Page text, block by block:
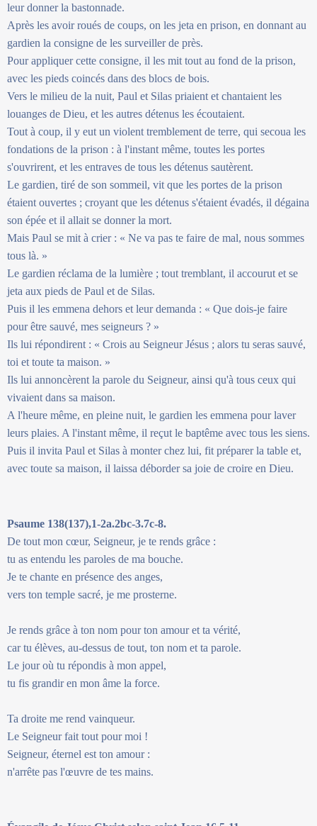
leur donner la bastonnade.
Après les avoir roués de coups, on les jeta en prison, en donnant au
gardien la consigne de les surveiller de près.
Pour appliquer cette consigne, il les mit tout au fond de la prison,
avec les pieds coincés dans des blocs de bois.
Vers le milieu de la nuit, Paul et Silas priaient et chantaient les
louanges de Dieu, et les autres détenus les écoutaient.
Tout à coup, il y eut un violent tremblement de terre, qui secoua les
fondations de la prison : à l'instant même, toutes les portes
s'ouvrirent, et les entraves de tous les détenus sautèrent.
Le gardien, tiré de son sommeil, vit que les portes de la prison
étaient ouvertes ; croyant que les détenus s'étaient évadés, il dégaina
son épée et il allait se donner la mort.
Mais Paul se mit à crier : « Ne va pas te faire de mal, nous sommes
tous là. »
Le gardien réclama de la lumière ; tout tremblant, il accourut et se
jeta aux pieds de Paul et de Silas.
Puis il les emmena dehors et leur demanda : « Que dois-je faire
pour être sauvé, mes seigneurs ? »
Ils lui répondirent : « Crois au Seigneur Jésus ; alors tu seras sauvé,
toi et toute ta maison. »
Ils lui annoncèrent la parole du Seigneur, ainsi qu'à tous ceux qui
vivaient dans sa maison.
A l'heure même, en pleine nuit, le gardien les emmena pour laver
leurs plaies. A l'instant même, il reçut le baptême avec tous les siens.
Puis il invita Paul et Silas à monter chez lui, fit préparer la table et,
avec toute sa maison, il laissa déborder sa joie de croire en Dieu.
Psaume 138(137),1-2a.2bc-3.7c-8.
De tout mon cœur, Seigneur, je te rends grâce :
tu as entendu les paroles de ma bouche.
Je te chante en présence des anges,
vers ton temple sacré, je me prosterne.
Je rends grâce à ton nom pour ton amour et ta vérité,
car tu élèves, au-dessus de tout, ton nom et ta parole.
Le jour où tu répondis à mon appel,
tu fis grandir en mon âme la force.
Ta droite me rend vainqueur.
Le Seigneur fait tout pour moi !
Seigneur, éternel est ton amour :
n'arrête pas l'œuvre de tes mains.